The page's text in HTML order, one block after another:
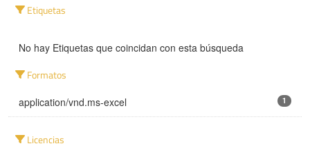
Etiquetas
No hay Etiquetas que coincidan con esta búsqueda
Formatos
application/vnd.ms-excel 1
Licencias